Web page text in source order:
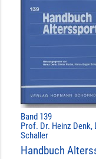
Band 139
Prof. Dr. Heinz Denk,
Schaller
Handbuch